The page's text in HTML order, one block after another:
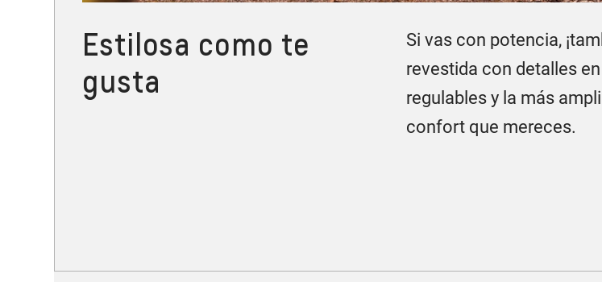
Estilosa como te
gusta
Si vas con potencia,
revestida con detalles
regulables y la más
confort que mereces.